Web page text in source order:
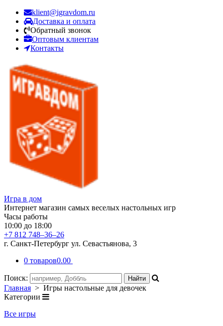
klient@igravdom.ru
Доставка и оплата
Обратный звонок
Оптовым клиентам
Контакты
Игра в дом
Интернет магазин самых веселых настольных игр
Часы работы
10:00 до 18:00
+7 812 748–36–26
г. Санкт-Петербург ул. Севастьянова, 3
0 товаров0.00
Поиск:
Главная > Игры настольные для девочек
Категории
Все игры